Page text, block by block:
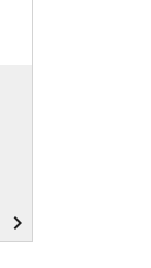
navigate_next